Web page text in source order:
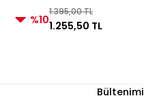
%10
1.395,00 TL
1.255,50 TL